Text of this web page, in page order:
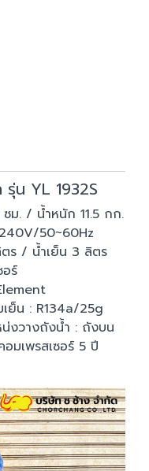
น YL 1932S
ม. / น้ำหนัก 11.5 กก.
50~60Hz
ร / น้ำเย็น 3 ลิตร
ร์
ย็น : R134a/25g
งวางถังน้ำ : ถังบน
มเพรสเซอร์ 5 ปี